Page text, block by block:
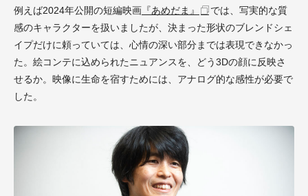
例えば2024年公開の短編映画 『あめだま』
では、写実的な質
感のキャラクターを扱いましたが、決まった形状のブレンドシェ
イプだけに頼っていては、心情の深い部分までは表現できなかっ
た。絵コンテに込められたニュアンスを、どう3Dの顔に反映さ
せるか。映像に生命を宿すためには、アナログ的な感性が必要で
した。